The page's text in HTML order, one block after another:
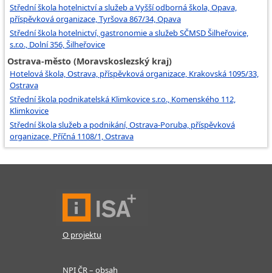
Střední škola hotelnictví a služeb a Vyšší odborná škola, Opava,
příspěvková organizace, Tyršova 867/34, Opava
Střední škola hotelnictví, gastronomie a služeb SČMSD Šilheřovice,
s.r.o., Dolní 356, Šilheřovice
Ostrava-město (Moravskoslezský kraj)
Hotelová škola, Ostrava, příspěvková organizace, Krakovská 1095/33,
Ostrava
Střední škola podnikatelská Klimkovice s.r.o., Komenského 112,
Klimkovice
Střední škola služeb a podnikání, Ostrava-Poruba, příspěvková
organizace, Příčná 1108/1, Ostrava
O projektu
NPI ČR – obsah